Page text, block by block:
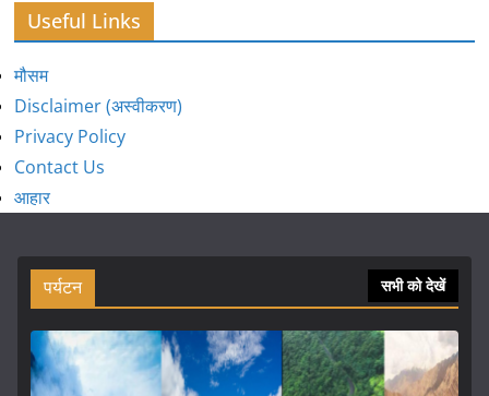
Useful Links
मौसम
Disclaimer (अस्वीकरण)
Privacy Policy
Contact Us
आहार
पर्यटन सभी को देखें